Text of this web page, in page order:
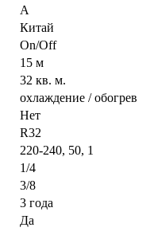
A
Китай
On/Off
15 м
32 кв. м.
охлаждение / обогрев
Нет
R32
220-240, 50, 1
1/4
3/8
3 года
Да